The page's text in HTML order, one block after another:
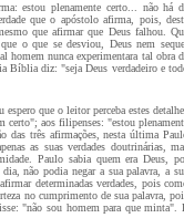
estou plenamente certo... não há
que o apóstolo afirma, pois,
que afirmar que Deus falhou.
o que se desviou, Deus nem
homem nunca experimentara tal obra
Bíblia diz: "seja Deus verdadeiro e
que o leitor perceba estes
certo"; aos filipenses: "estou
das três afirmações, nesta última
as suas verdades doutrinárias,
Paulo sabia quem era Deus,
não podia negar a sua palavra, a
determinadas verdades, pois
no cumprimento de sua palavra,
"não sou homem para que minta".